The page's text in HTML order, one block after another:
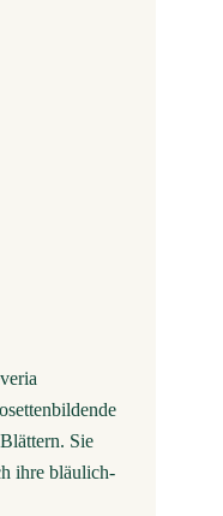
Sie
ihre bläulich-